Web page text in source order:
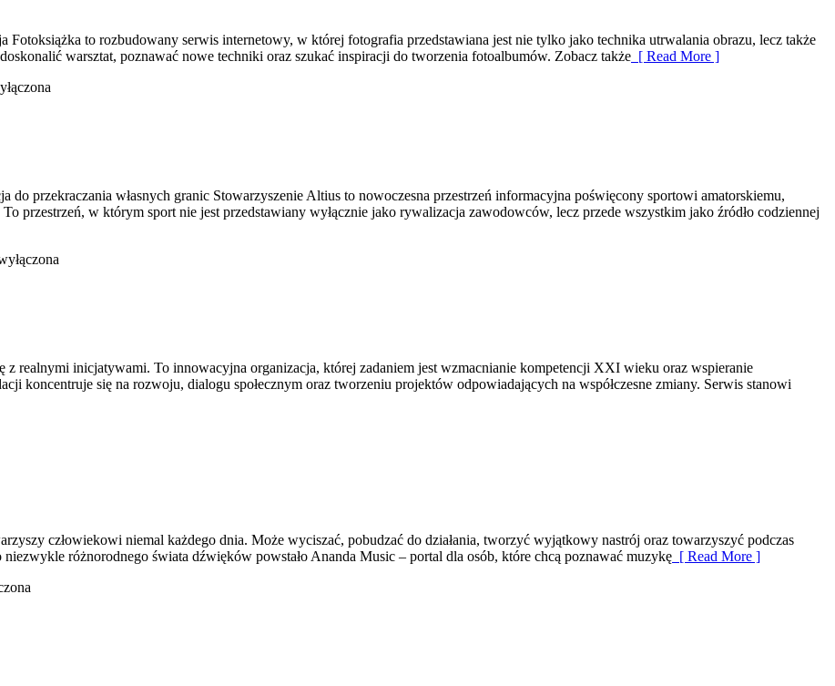
Fotoksiążka to rozbudowany serwis internetowy, w której fotografia przedstawiana jest nie tylko jako technika utrwalania obrazu, lecz także
warsztat, poznawać nowe techniki oraz szukać inspiracji do tworzenia fotoalbumów. Zobacz także [ Read More ]
przekraczania własnych granic Stowarzyszenie Altius to nowoczesna przestrzeń informacyjna poświęcony sportowi amatorskiemu,
przestrzeń, w którym sport nie jest przedstawiany wyłącznie jako rywalizacja zawodowców, lecz przede wszystkim jako źródło codziennej
realnymi inicjatywami. To innowacyjna organizacja, której zadaniem jest wzmacnianie kompetencji XXI wieku oraz wspieranie
koncentruje się na rozwoju, dialogu społecznym oraz tworzeniu projektów odpowiadających na współczesne zmiany. Serwis stanowi
człowiekowi niemal każdego dnia. Może wyciszać, pobudzać do działania, tworzyć wyjątkowy nastrój oraz towarzyszyć podczas
różnorodnego świata dźwięków powstało Ananda Music – portal dla osób, które chcą poznawać muzykę [ Read More ]